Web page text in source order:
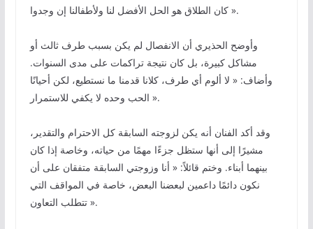
كان الطلاق هو الحل الأفضل لنا ولأطفالنا إن وجدوا ».
وأوضح الحذيري أن الانفصال لم يكن بسبب طرف ثالث أو
مشاكل كبيرة، بل كان نتيجة تراكمات على مدى السنوات.
وأضاف: « لا ألوم أي طرف، كلانا قدمنا ما نستطيع، لكن أحيانًا
الحب وحده لا يكفي للاستمرار ».
وقد أكد الفنان أنه يكن لزوجته السابقة كل الاحترام والتقدير،
مشيرًا إلى أنها ستظل جزءًا مهمًا من حياته، وخاصة إذا كان
بينهما أبناء. وختم قائلاً: « أنا وزوجتي السابقة متفقان على أن
نكون دائمًا داعمين لبعضنا البعض، خاصة في المواقف التي
تتطلب التعاون ».